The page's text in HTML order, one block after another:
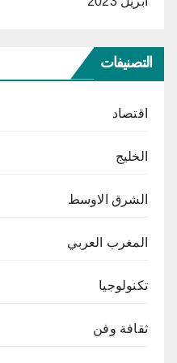
التصنيفات
اقتصاد
الخليج
الشرق الاوسط
المغرب العربي
تكنولوجيا
ثقافة وفن